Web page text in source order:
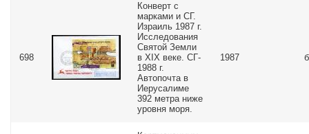
698
Конверт с
марками и СГ.
Израиль 1987 г.
Исследования
Святой Земли
в XIX веке. СГ-
1988 г.
Автопочта в
Иерусалиме
392 метра ниже
уровня моря.
1987